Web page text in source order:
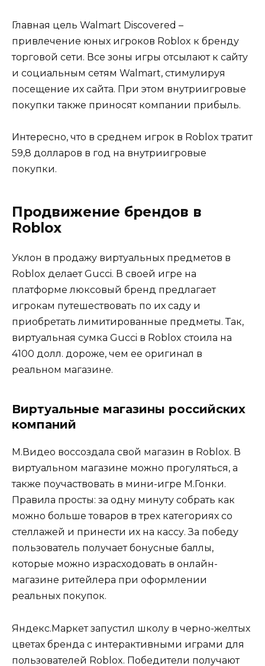
Главная цель Walmart Discovered –
привлечение юных игроков Roblox к бренду
торговой сети. Все зоны игры отсылают к сайту
и социальным сетям Walmart, стимулируя
посещение их сайта. При этом внутриигровые
покупки также приносят компании прибыль.
Интересно, что в среднем игрок в Roblox тратит
59,8 долларов в год на внутриигровые
покупки.
Продвижение брендов в
Roblox
Уклон в продажу виртуальных предметов в
Roblox делает Gucci. В своей игре на
платформе люксовый бренд предлагает
игрокам путешествовать по их саду и
приобретать лимитированные предметы. Так,
виртуальная сумка Gucci в Roblox стоила на
4100 долл. дороже, чем ее оригинал в
реальном магазине.
Виртуальные магазины российских
компаний
М.Видео воссоздала свой магазин в Roblox. В
виртуальном магазине можно прогуляться, а
также поучаствовать в мини-игре М.Гонки.
Правила просты: за одну минуту собрать как
можно больше товаров в трех категориях со
стеллажей и принести их на кассу. За победу
пользователь получает бонусные баллы,
которые можно израсходовать в онлайн-
магазине ритейлера при оформлении
реальных покупок.
Яндекс.Маркет запустил школу в черно-желтых
цветах бренда с интерактивными играми для
пользователей Roblox. Победители получают